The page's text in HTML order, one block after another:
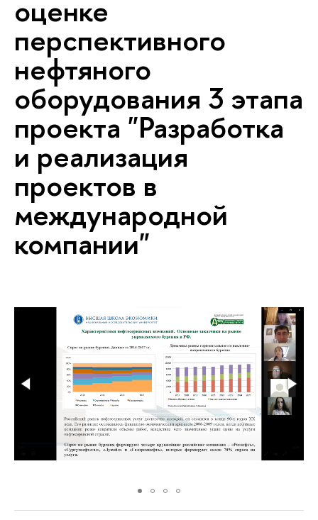
оценке
перспективного
нефтяного
оборудования 3 этапа
проекта "Разработка
и реализация
проектов в
международной
компании"